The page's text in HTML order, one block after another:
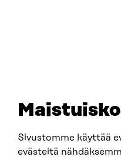
Sivustomme käyttää
evästeitä
SITRA SOSIAALISESSA